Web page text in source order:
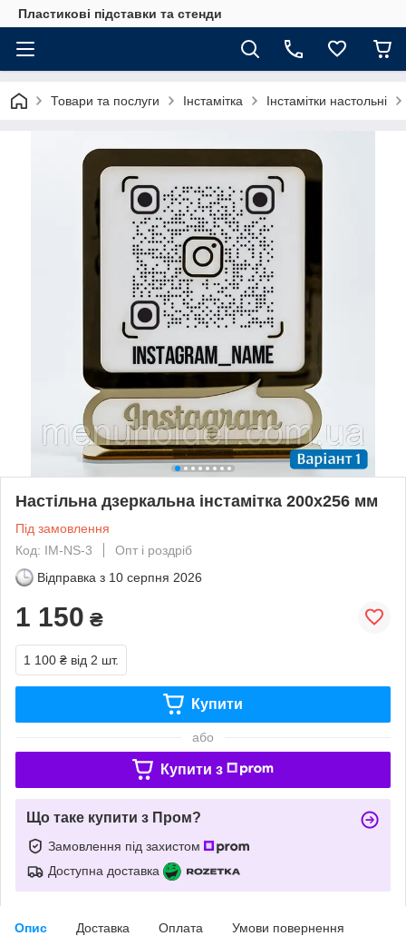
Пластикові підставки та стенди
Товари та послуги Інстамітка Інстамітки настольні
Настільна дзеркальна інстамітка 200х256 мм
Під замовлення
Код: IM-NS-3
Опт і роздріб
Відправка з 10 серпня 2026
1 150 ₴
1 100 ₴ від 2 шт.
Купити
або
Купити з
Що таке купити з Пром?
Замовлення під захистом
Доступна доставка
Опис Доставка Оплата Умови повернення